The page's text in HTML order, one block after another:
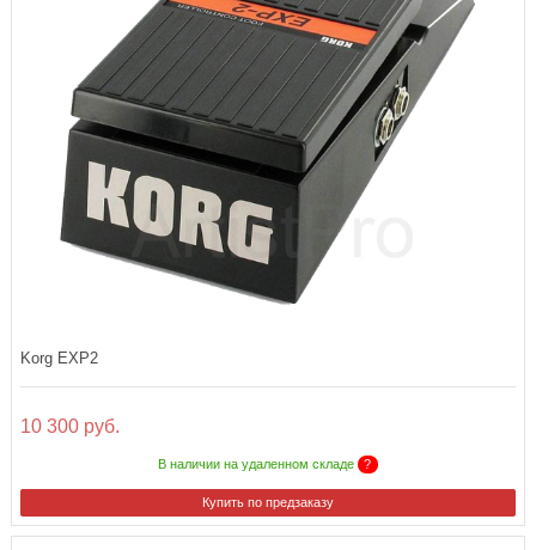
Korg EXP2
10 300 руб.
В наличии на удаленном складе ?
Купить по предзаказу